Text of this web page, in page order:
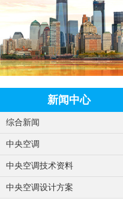
新闻中心
综合新闻
中央空调
中央空调技术资料
中央空调设计方案